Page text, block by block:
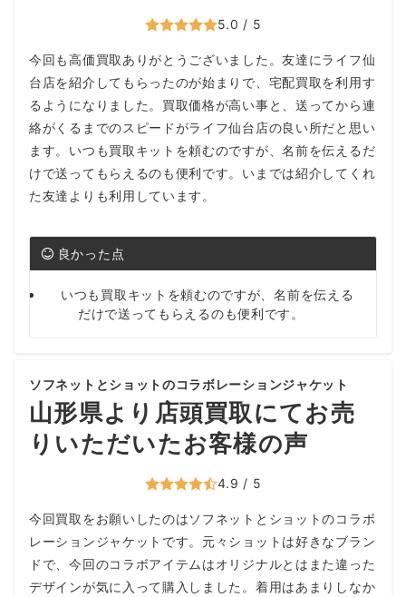
5.0 / 5
今回も高価買取ありがとうございました。友達にライフ仙
台店を紹介してもらったのが始まりで、宅配買取を利用す
るようになりました。買取価格が高い事と、送ってから連
絡がくるまでのスピードがライフ仙台店の良い所だと思い
ます。いつも買取キットを頼むのですが、名前を伝えるだ
けで送ってもらえるのも便利です。いまでは紹介してくれ
た友達よりも利用しています。
良かった点
いつも買取キットを頼むのですが、名前を伝える
だけで送ってもらえるのも便利です。
ソフネットとショットのコラボレーションジャケット
山形県より店頭買取にてお売
りいただいたお客様の声
4.9 / 5
今回買取をお願いしたのはソフネットとショットのコラボ
レーションジャケットです。元々ショットは好きなブラン
ドで、今回のコラボアイテムはオリジナルとはまた違った
デザインが気に入って購入しました。着用はあまりしなか